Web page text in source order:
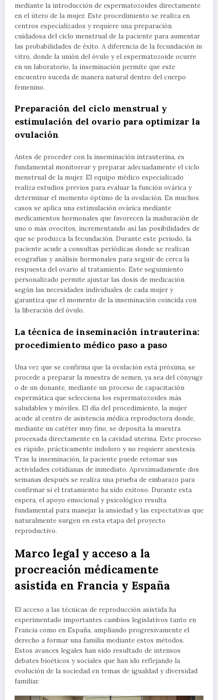
mediante la introducción de espermatozoides directamente
en el útero de la mujer. Este procedimiento se realiza en
centros especializados y requiere una preparación
cuidadosa del ciclo menstrual de la paciente para aumentar
las probabilidades de éxito. A diferencia de la fecundación in
vitro, donde la unión del óvulo y el espermatozoide ocurre
en un laboratorio, la inseminación permite que este
encuentro suceda de manera natural dentro del cuerpo
femenino.
Preparación del ciclo menstrual y
estimulación del ovario para optimizar la
ovulación
Antes de proceder con la inseminación intrauterina, es
fundamental monitorear y preparar adecuadamente el ciclo
menstrual de la mujer. El equipo médico especializado
realiza estudios previos para evaluar la función ovárica y
determinar el momento óptimo de la ovulación. En muchos
casos se aplica una estimulación ovárica mediante
medicamentos hormonales que favorecen la maduración de
uno o más ovocitos, incrementando así las posibilidades de
que se produzca la fecundación. Durante este periodo, la
paciente acude a consultas periódicas donde se realizan
ecografías y análisis hormonales para seguir de cerca la
respuesta del ovario al tratamiento. Este seguimiento
personalizado permite ajustar las dosis de medicación
según las necesidades individuales de cada mujer y
garantiza que el momento de la inseminación coincida con
la liberación del óvulo.
La técnica de inseminación intrauterina:
procedimiento médico paso a paso
Una vez que se confirma que la ovulación está próxima, se
procede a preparar la muestra de semen, ya sea del cónyuge
o de un donante, mediante un proceso de capacitación
espermática que selecciona los espermatozoides más
saludables y móviles. El día del procedimiento, la mujer
acude al centro de asistencia médica reproductora donde,
mediante un catéter muy fino, se deposita la muestra
procesada directamente en la cavidad uterina. Este proceso
es rápido, prácticamente indoloro y no requiere anestesia.
Tras la inseminación, la paciente puede retomar sus
actividades cotidianas de inmediato. Aproximadamente dos
semanas después se realiza una prueba de embarazo para
confirmar si el tratamiento ha sido exitoso. Durante esta
espera, el apoyo emocional y psicológico resulta
fundamental para manejar la ansiedad y las expectativas que
naturalmente surgen en esta etapa del proyecto
reproductivo.
Marco legal y acceso a la
procreación médicamente
asistida en Francia y España
El acceso a las técnicas de reproducción asistida ha
experimentado importantes cambios legislativos tanto en
Francia como en España, ampliando progresivamente el
derecho a formar una familia mediante estos métodos.
Estos avances legales han sido resultado de intensos
debates bioéticos y sociales que han ido reflejando la
evolución de la sociedad en temas de igualdad y diversidad
familiar.